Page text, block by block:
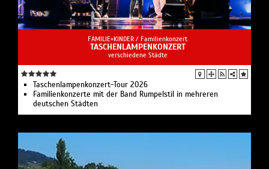
FAMILIE+KINDER / Familienkonzert
TASCHENLAMPENKONZERT
verschiedene Städte
Taschenlampenkonzert-Tour 2026
Familienkonzerte mit der Band Rumpelstil in mehreren
deutschen Städten